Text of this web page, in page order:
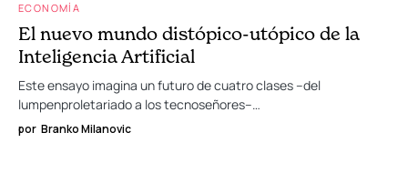
ECONOMÍA
El nuevo mundo distópico-utópico de la
Inteligencia Artificial
Este ensayo imagina un futuro de cuatro clases –del
lumpenproletariado a los tecnoseñores–…
por Branko Milanovic